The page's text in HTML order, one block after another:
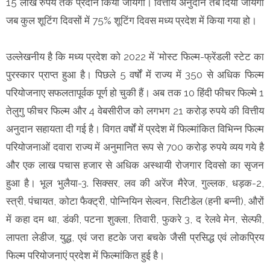
जब कुल शूटिंग दिवसों में 75% शूटिंग दिवस मध्य प्रदेश में किया गया हो।
उल्लेखनीय है कि मध्य प्रदेश को 2022 में 'मोस्ट फिल्म-फ्रेंडली स्टेट का
पुरस्कार प्राप्त हुआ है। पिछले 5 वर्षों में राज्य में 350 से अधिक फिल्म
परियोजनाए सफलतापूर्वक पूर्ण हो चुकी हैं। अब तक 10 हिंदी फीचर फिल्मे 1
तेलुगु फीचर फिल्म और 4 वेबसीरीज को लगभग 21 करोड़ रुपये की वित्तीय
अनुदान सहायता दी गई है। विगत वर्षों में प्रदेश में फिल्मांकित विभिन्न फिल्म
परियोजनाओं दवारा राज्य में अनुमानित रूप से 700 करोड़ रुपये व्यय गये है
और एक लाख पचास हजार से अधिक अस्थायी रोजगार दिवसो का सृजन
हुआ है। भूल भुलैया-3. सिक्सर, लव की अरेंज मैरेज, गुल्लक, धड़क-2,
स्त्री, पंचायत, कोटा फैक्ट्री, पोन्नियिन सेल्वन, सिटीडेल (हनी बन्नी), औरों
में कहा दम था, डंकी, पटना शुक्ला, तिवारी, फुकरे 3, द रेलवे मेन, सेल्फी,
लापता लेडीज, युद्ध, एवं जरा हटके जरा बचके जैसी प्रसिद्ध एवं लोकप्रिय
फिल्म परियोजनाएं प्रदेश में फिल्मांकित हुई है।